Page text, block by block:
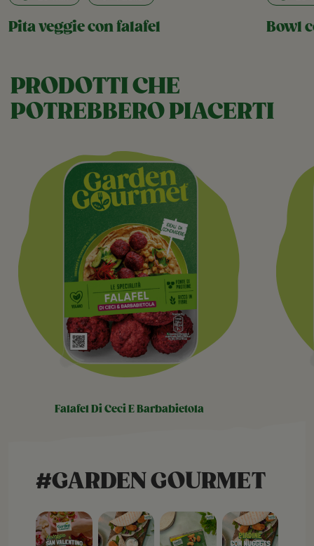
Pita veggie con falafel Bowl
PRODOTTI CHE
POTREBBERO PIACERTI
falafel di ceci e barbabietola
#GARDEN GOURMET
Open post Open post Open post Open post